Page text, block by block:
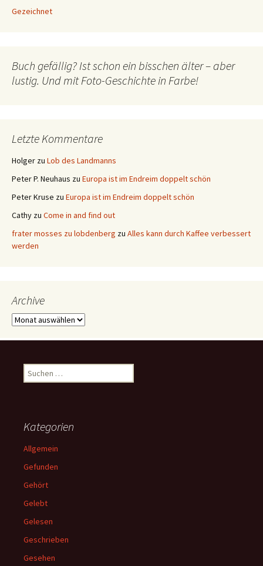
Gezeichnet
Buch gefällig? Ist schon ein bisschen älter – aber
lustig. Und mit Foto-Geschichte in Farbe!
Letzte Kommentare
Holger zu Lob des Landmanns
Peter P. Neuhaus zu Europa ist im Endreim doppelt schön
Peter Kruse zu Europa ist im Endreim doppelt schön
Cathy zu Come in and find out
frater mosses zu lobdenberg zu Alles kann durch Kaffee verbessert
werden
Archive
Archive
Suchen
nach:
Kategorien
Allgemein
Gefunden
Gehört
Gelebt
Gelesen
Geschrieben
Gesehen